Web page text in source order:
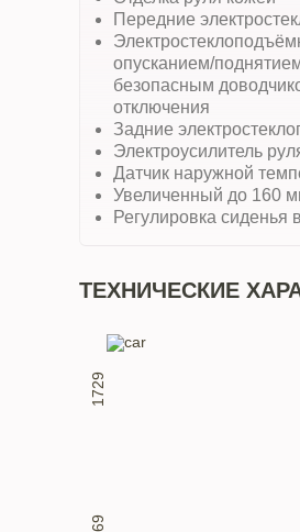
Передние
опусканием/
безопасным
отключения
Задние
Электроусилитель
Датчик наружной
Увеличенный до 160
Регулировка сиденья
ТЕХНИЧЕСКИЕ
1729